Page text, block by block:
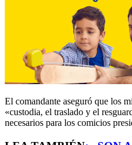
El comandante aseguró que los
«custodia, el traslado y el
necesarios para los comicios